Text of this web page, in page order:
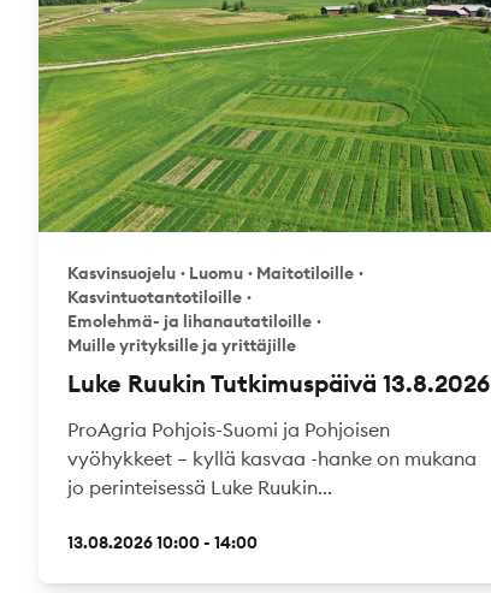
Kasvinsuojelu · Luomu · Maitotiloille ·
Kasvintuotantotiloille ·
Emolehmä- ja lihanautatiloille ·
Muille yrityksille ja yrittäjille
Luke Ruukin Tutkimuspäivä 13.8.2026
ProAgria Pohjois-Suomi ja Pohjoisen
vyöhykkeet – kyllä kasvaa -hanke on mukana
jo perinteisessä Luke Ruukin...
13.08.2026 10:00 - 14:00